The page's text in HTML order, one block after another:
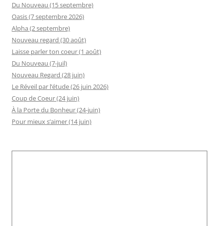
Du Nouveau (15 septembre)
Oasis (7 septembre 2026)
Alpha (2 septembre)
Nouveau regard (30 août)
Laisse parler ton coeur (1 août)
Du Nouveau (7-juil)
Nouveau Regard (28 juin)
Le Réveil par l’étude (26 juin 2026)
Coup de Coeur (24 juin)
À la Porte du Bonheur (24-juin)
Pour mieux s’aimer (14 juin)